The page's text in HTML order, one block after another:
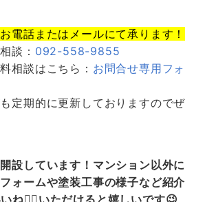
電話またはメールにて承ります！
談： 092-558-9855
相談はこちら： お問合せ専用フォ
も定期的に更新しておりますのでぜ
設しています！マンション以外に
ォームや塗装工事の様子など紹介